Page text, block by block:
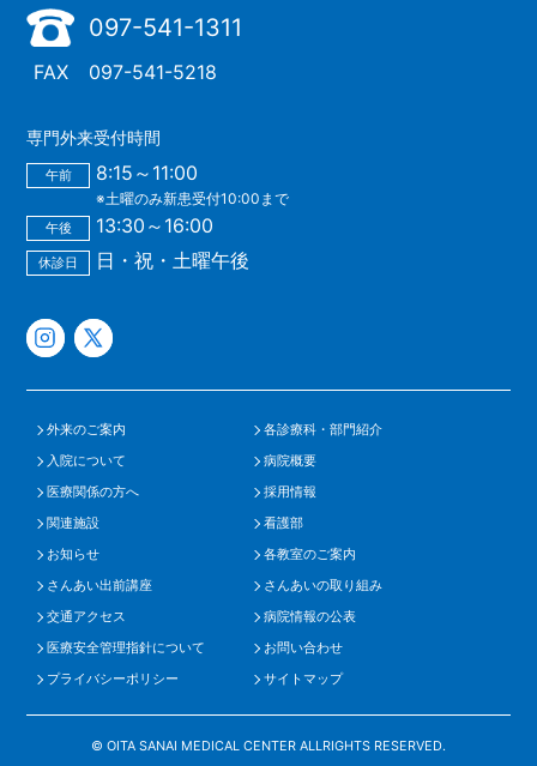
097-541-1311
FAX 097-541-5218
専門外来受付時間
午前 8:15～11:00
※土曜のみ新患受付10:00まで
午後 13:30～16:00
休診日 日・祝・土曜午後
外来のご案内
各診療科・部門紹介
入院について
病院概要
医療関係の方へ
採用情報
関連施設
看護部
お知らせ
各教室のご案内
さんあい出前講座
さんあいの取り組み
交通アクセス
病院情報の公表
医療安全管理指針について
お問い合わせ
プライバシーポリシー
サイトマップ
© OITA SANAI MEDICAL CENTER ALLRIGHTS RESERVED.